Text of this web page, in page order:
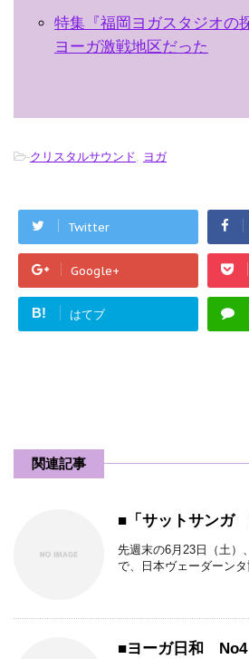
特集『福岡ヨガスタジオの
ヨーガ激戦地区だった
-クリスタルサウンド, ヨガ
Twitter
Google+
B! はてブ
関連記事
■「サットサン
先週末の6月23日（土）
で、日本ヴェーダーン
■ヨーガ日和 No4